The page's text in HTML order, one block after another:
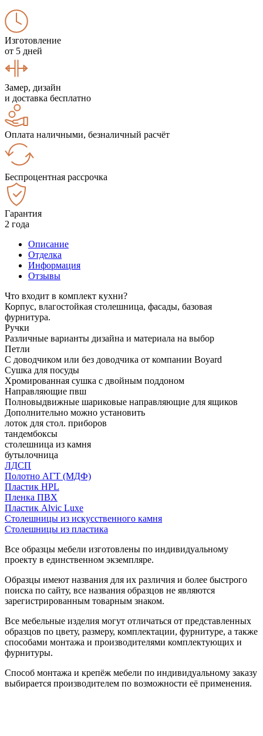
Изготовление
от 5 дней
Замер, дизайн
и доставка бесплатно
Оплата наличными, безналичный расчёт
Беспроцентная рассрочка
Гарантия
2 года
Описание
Отделка
Информация
Отзывы
Что входит в комплект кухни?
Корпус, влагостойкая столешница, фасады, базовая
фурнитура.
Ручки
Различные варианты дизайна и материала на выбор
Петли
С доводчиком или без доводчика от компании Boyard
Сушка для посуды
Хромированная сушка с двойным поддоном
Направляющие пвш
Полновыдвижные шариковые направляющие для ящиков
Дополнительно можно установить
лоток для стол. приборов
тандембоксы
столешница из камня
бутылочница
ЛДСП
Полотно АГТ (МДФ)
Пластик HPL
Пленка ПВХ
Пластик Alvic Luxe
Столешницы из искусственного камня
Столешницы из пластика
Все образцы мебели изготовлены по индивидуальному
проекту в единственном экземпляре.
Образцы имеют названия для их различия и более быстрого
поиска по сайту, все названия образцов не являются
зарегистрированным товарным знаком.
Все мебельные изделия могут отличаться от представленных
образцов по цвету, размеру, комплектации, фурнитуре, а также
способами монтажа и производителями комплектующих и
фурнитуры.
Способ монтажа и крепёж мебели по индивидуальному заказу
выбирается производителем по возможности её применения.